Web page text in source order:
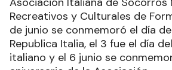
Recreativos y Culturales de
de junio se conmemoró el día
Republica Italia, el 3 fue el día
italiano y el 6 junio se